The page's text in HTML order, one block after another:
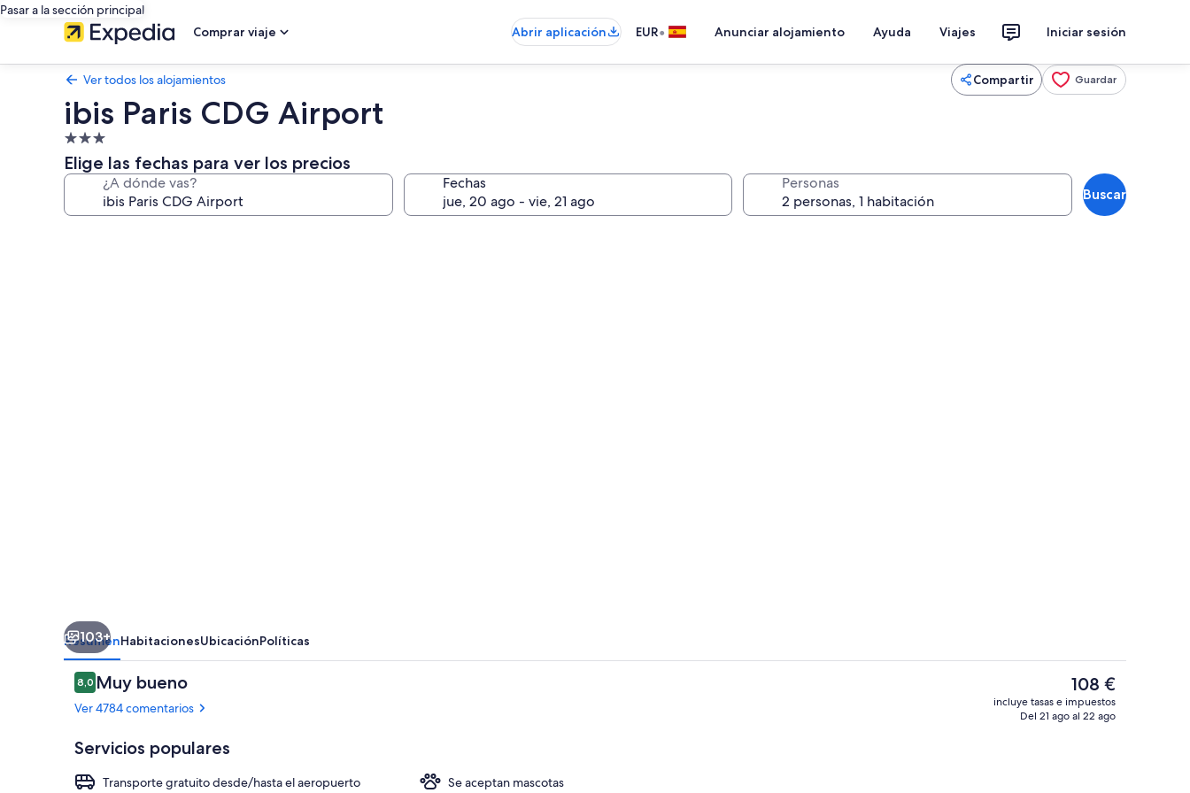
Pasar a la sección principal
Comprar viaje
Abrir aplicación EUR• Anunciar alojamiento Ayuda Viajes Iniciar sesión
Ver todos los alojamientos Compartir Guardar
ibis Paris CDG Airport
Alojamiento
de
3.0 estrellas
Elige las fechas para ver los precios
¿A dónde vas? Fechas Personas
Buscar
Bar (en el alojamiento)
103+
ResumenHabitacionesUbicaciónPolíticas
Comentarios
8,08,0 de 10
Muy bueno
Ver 4784 comentarios
Servicios populares
Transporte gratuito desde/hasta el aeropuerto
Se aceptan mascotas
El
precio
actual
108 €
incluye tasas e impuestos
Del 21 ago al 22 ago